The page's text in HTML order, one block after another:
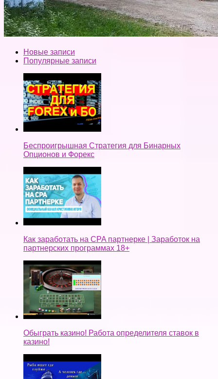
Новые записи
Популярные записи
Беспроигрышная Стратегия для Бинарных
Опционов и Форекс
Как заработать на CPA партнерке | Заработок на
партнерских программах 18+
Обыграть казино! Работа определителя ставок в
казино!